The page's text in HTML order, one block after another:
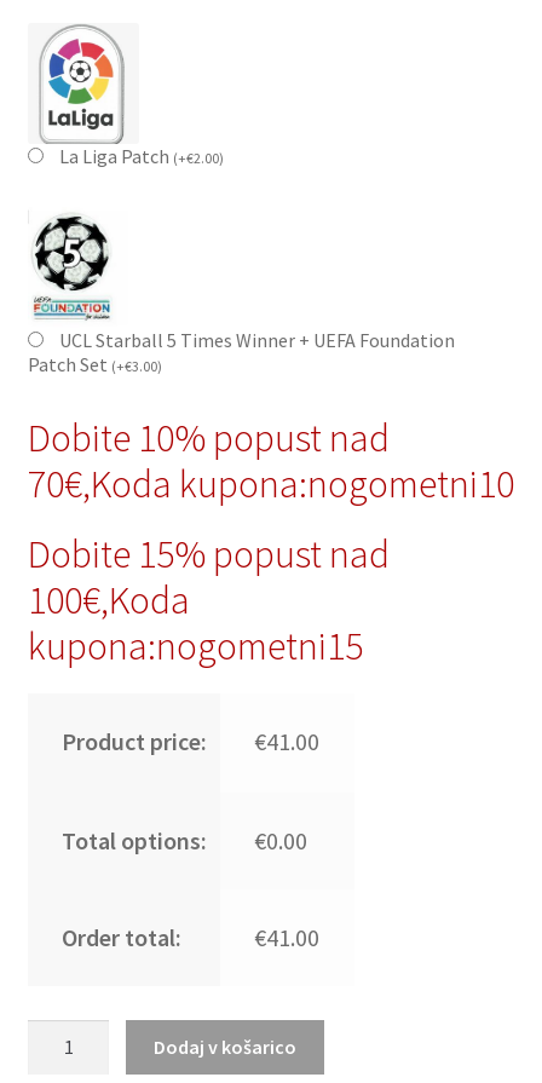
La Liga Patch (+€2.00)
UCL Starball 5 Times Winner + UEFA Foundation
Patch Set (+€3.00)
Dobite 10% popust nad
70€,Koda kupona:nogometni10
Dobite 15% popust nad
100€,Koda
kupona:nogometni15
Product price: €41.00
Total options: €0.00
Order total: €41.00
Dodaj v košarico